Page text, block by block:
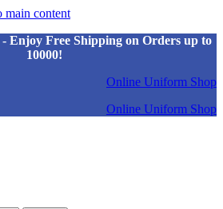
main content
Enjoy Free Shipping on Orders up to
10000!
Online Uniform Shop
Online Uniform Shop